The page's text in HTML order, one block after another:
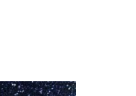
INTERVIEWS